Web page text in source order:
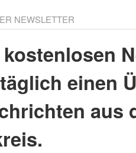
NEWSLETTER
einen
aus